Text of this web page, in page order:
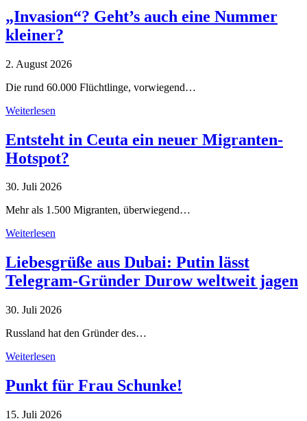
„Invasion“? Geht’s auch eine Nummer
kleiner?
2. August 2026
Die rund 60.000 Flüchtlinge, vorwiegend…
Weiterlesen
Entsteht in Ceuta ein neuer Migranten-
Hotspot?
30. Juli 2026
Mehr als 1.500 Migranten, überwiegend…
Weiterlesen
Liebesgrüße aus Dubai: Putin lässt
Telegram-Gründer Durow weltweit jagen
30. Juli 2026
Russland hat den Gründer des…
Weiterlesen
Punkt für Frau Schunke!
15. Juli 2026